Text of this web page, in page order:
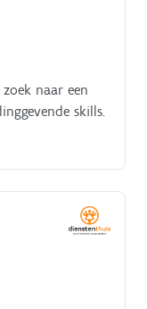
naar een
skills.